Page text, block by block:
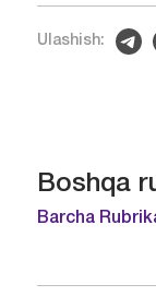
Ulashish:
Boshqa
Barcha